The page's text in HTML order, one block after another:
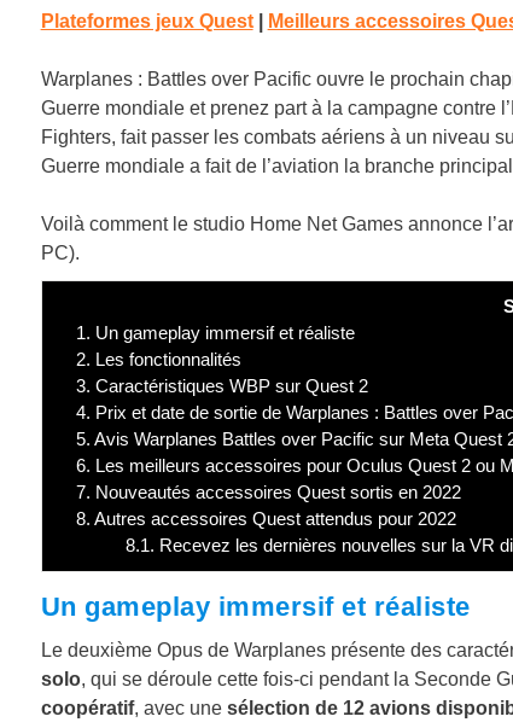
Plateformes jeux Quest Meilleurs accessoires
Warplanes : Battles over Pacific ouvre le prochain
Guerre mondiale et prenez part à la campagne contre
Fighters, fait passer les combats aériens à un niveau
Guerre mondiale a fait de l’aviation la branche
Voilà comment le studio Home Net Games annonce
PC).
1. Un gameplay immersif et réaliste
2. Les fonctionnalités
3. Caractéristiques WBP sur Quest 2
4. Prix et date de sortie de Warplanes : Battles over
5. Avis Warplanes Battles over Pacific sur Meta Quest
6. Les meilleurs accessoires pour Oculus Quest 2 ou
7. Nouveautés accessoires Quest sortis en 2022
8. Autres accessoires Quest attendus pour 2022
8.1. Recevez les dernières nouvelles sur la VR
Un gameplay immersif et réaliste
Le deuxième Opus de Warplanes présente des
solo, qui se déroule cette fois-ci pendant la Seconde
coopératif, avec une sélection de 12 avions